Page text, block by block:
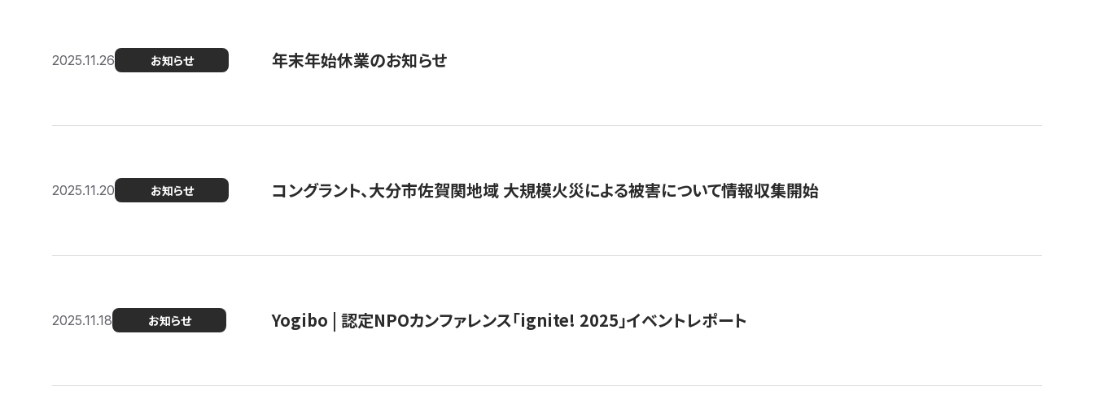
2025.11.26 お知らせ 年末年始休業のお知らせ
2025.11.20 お知らせ コングラント、大分市佐賀関地域 大規模火災による被害について情報収集開始
2025.11.18 お知らせ Yogibo | 認定NPOカンファレンス「ignite! 2025」イベントレポート